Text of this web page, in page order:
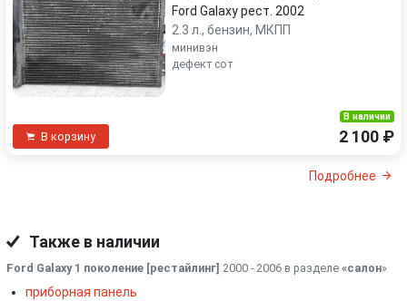
Ford Galaxy рест. 2002
2.3 л., бензин, МКПП
минивэн
дефект сот
В корзину
В наличии
2 100 ₽
Подробнее
Также в наличии
Ford Galaxy 1 поколение [рестайлинг] 2000 - 2006 в разделе «салон»
приборная панель